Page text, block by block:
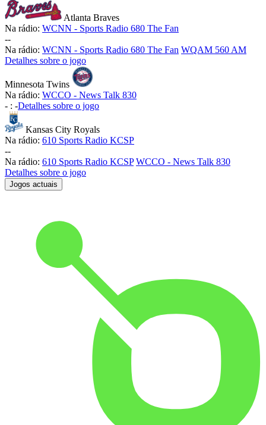
Atlanta Braves
Na rádio: WCNN - Sports Radio 680 The Fan
--
Na rádio: WCNN - Sports Radio 680 The Fan WQAM 560 AM
Detalhes sobre o jogo
Minnesota Twins
Na rádio: WCCO - News Talk 830
- : -Detalhes sobre o jogo
Kansas City Royals
Na rádio: 610 Sports Radio KCSP
--
Na rádio: 610 Sports Radio KCSP WCCO - News Talk 830
Detalhes sobre o jogo
Jogos actuais